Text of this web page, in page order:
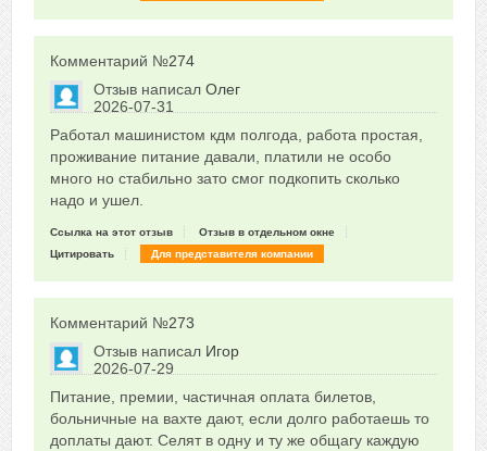
Комментарий №274
Отзыв написал Олег
2026-07-31
0
Сказать друзьям об отзыве
Работал машинистом кдм полгода, работа простая,
проживание питание давали, платили не особо
много но стабильно зато смог подкопить сколько
надо и ушел.
Ссылка на этот отзыв
Отзыв в отдельном окне
Цитировать
Для представителя компании
Комментарий №273
Отзыв написал Игор
2026-07-29
0
Сказать друзьям об отзыве
Питание, премии, частичная оплата билетов,
больничные на вахте дают, если долго работаешь то
доплаты дают. Селят в одну и ту же общагу каждую